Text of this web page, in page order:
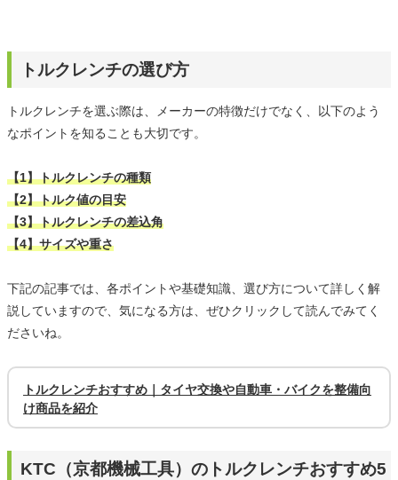
トルクレンチの選び方
トルクレンチを選ぶ際は、メーカーの特徴だけでなく、以下のよう
なポイントを知ることも大切です。
【1】トルクレンチの種類
【2】トルク値の目安
【3】トルクレンチの差込角
【4】サイズや重さ
下記の記事では、各ポイントや基礎知識、選び方について詳しく解
説していますので、気になる方は、ぜひクリックして読んでみてく
ださいね。
トルクレンチおすすめ｜タイヤ交換や自動車・バイクを整備向
け商品を紹介
KTC（京都機械工具）のトルクレンチおすすめ5